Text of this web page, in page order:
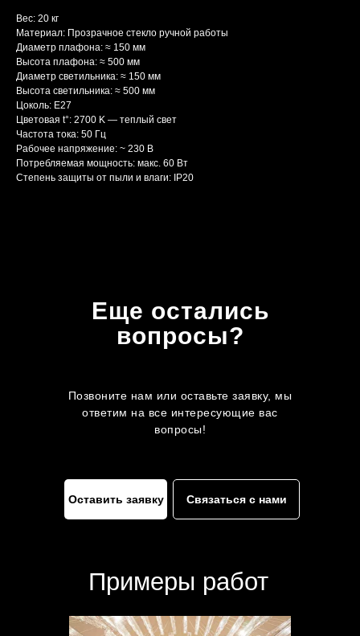
Вес: 20 кг
Материал: Прозрачное стекло ручной работы
Диаметр плафона: ≈ 150 мм
Высота плафона: ≈ 500 мм
Диаметр светильника: ≈ 150 мм
Высота светильника: ≈ 500 мм
Цоколь: Е27
Цветовая t°: 2700 K — теплый свет
Частота тока: 50 Гц
Рабочее напряжение: ~ 230 В
Потребляемая мощность: макс. 60 Вт
Степень защиты от пыли и влаги: IP20
Еще остались
вопросы?
Позвоните нам или оставьте заявку, мы
ответим на все интересующие вас
вопросы!
Оставить заявку Связаться с нами
Примеры работ